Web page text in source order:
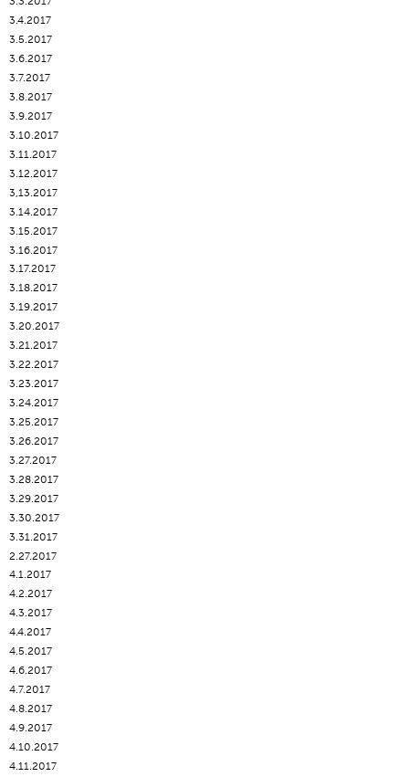
3.4.2017
3.5.2017
3.6.2017
3.7.2017
3.8.2017
3.9.2017
3.10.2017
3.11.2017
3.12.2017
3,13.2017
3.14.2017
3.15.2017
3.16.2017
3.17.2017
3.18.2017
3.19.2017
3.20.2017
3.21.2017
3.22.2017
3.23.2017
3.24.2017
3.25.2017
3.26.2017
3.27.2017
3.28.2017
3.29.2017
3.30.2017
3.31.2017
2.27.2017
4.1.2017
4.2.2017
4.3.2017
4.4.2017
4.5.2017
4.6.2017
4.7.2017
4.8.2017
4.9.2017
4.10.2017
4.11.2017